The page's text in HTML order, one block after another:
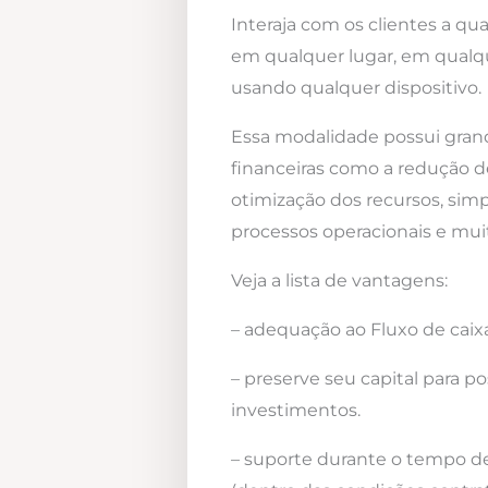
Interaja com os clientes a
em qualquer lugar, em
usando qualquer dispositivo.
Essa modalidade possui
financeiras como a redução
otimização dos recursos,
processos operacionais e
Veja a lista de vantagens:
– adequação ao Fluxo de
– preserve seu capital para
investimentos.
– suporte durante o tempo